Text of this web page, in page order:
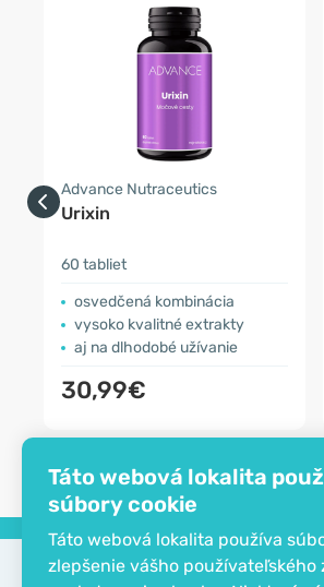
Táto webová lokalita
súbory cookie
Táto webová lokalita používa
zlepšenie vášho používateľského
Advance Nutraceutics
Urixin
60 tabliet
osvedčená kombinácia
vysoko kvalitné extrakty
aj na dlhodobé užívanie
30,99€
Spoločnosť